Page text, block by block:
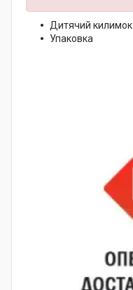
Дитячий килимок
Упаковка